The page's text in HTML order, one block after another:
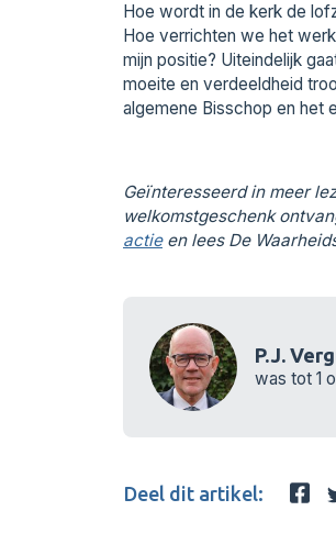
Hoe wordt in de kerk de
Hoe verrichten we het
mijn positie? Uiteindelijk
moeite en verdeeldheid
algemene Bisschop en het
Geïnteresseerd in meer
welkomstgeschenk
actieen lees De
P.J.
was tot 1
Deel dit artikel: